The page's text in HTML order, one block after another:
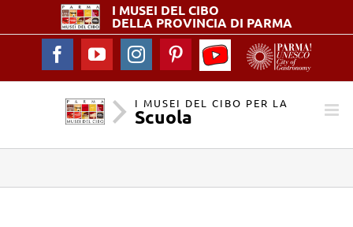
I MUSEI DELCIBO
DELLA PROVINCIA DI PARMA
FacebookYouTubeInstagramPinterest
YouTube
-
I
Musei
per
Scuola
I MUSEI DEL CIBO PER LA
Scuola